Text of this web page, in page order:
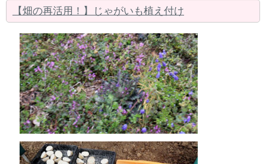
【畑の再活用！】じゃがいも植え付け